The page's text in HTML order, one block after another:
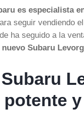
es especialista
seguir vendiendo
ha seguido a la
nuevo Subaru
potente